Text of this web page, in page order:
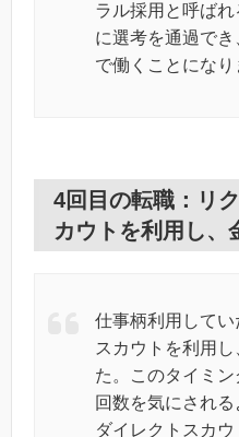
ラル採用と呼ば
に選考を通過で
で働くことになり
4回目の転職：リ
カウトを利用し、
仕事柄利用してい
スカウトを利用
た。このタイミ
回数を気にされ
ダイレクトスカ